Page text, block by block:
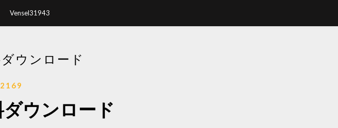
Vensel31943
ウンロード
ウンロード